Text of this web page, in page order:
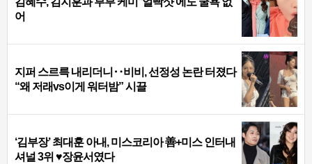
어
지퍼 스르륵 내리더니‥비비, 선정성 논란 터졌다
“왜 저래vs이게 워터밤” 시끌
‘김부장’ 최대훈 아내, 미스코리아 善+미스 인터내
셔널 3위 ♥장윤서였다